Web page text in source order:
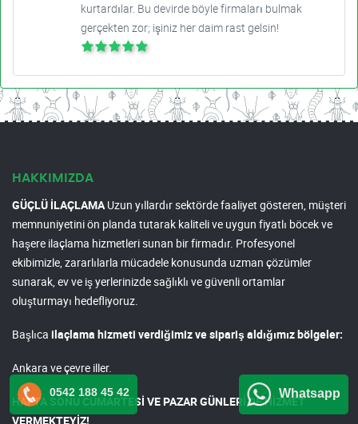
kurtardılar. Bu devirde böyle firmaları bulmak
gerçekten zor; işiniz her daim rast gelsin!
HAKKIMIZDA
GÜÇLÜ İLAÇLAMAUzun yıllardır sektörde faaliyet gösteren, müşteri
memnuniyetini ön planda tutarak kaliteli ve uygun fiyatlı böcek ve
haşere ilaçlama hizmetleri sunan bir firmadır. Profesyonel
ekibimizle, zararlılarla mücadele konusunda uzman çözümler
sunarak, ev ve iş yerlerinizde sağlıklı ve güvenli ortamlar
oluşturmayı hedefliyoruz.
Başlıca ilaçlama hizmeti verdiğimiz ve sipariş aldığımız bölgeler:
Ankara ve çevre iller.
HAFTA SONU CUMARTESİ VE PAZAR GÜNLERİ DE HİZMET
VERMEKTEYİZ!
0542 188 45 42 Whatsapp